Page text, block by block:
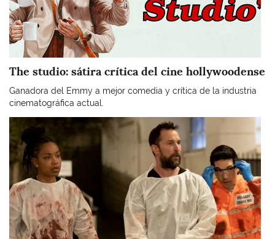
The studio: sátira crítica del cine hollywoodense
Ganadora del Emmy a mejor comedia y crítica de la industria
cinematográfica actual.
Imagen